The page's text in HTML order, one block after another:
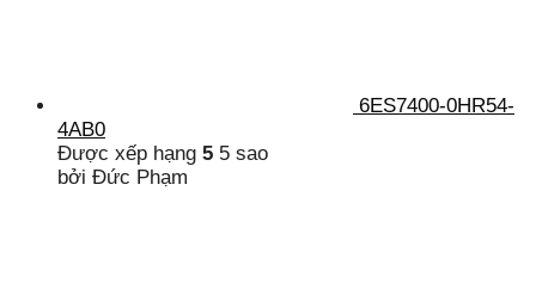
6ES7400-0HR54-
4AB0
Được xếp hạng 5 5 sao
bởi Đức Phạm